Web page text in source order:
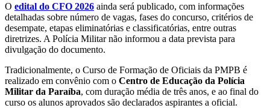
O edital do CFO 2026 ainda será publicado, com informações
detalhadas sobre número de vagas, fases do concurso, critérios de
desempate, etapas eliminatórias e classificatórias, entre outras
diretrizes. A Polícia Militar não informou a data prevista para
divulgação do documento.
Tradicionalmente, o Curso de Formação de Oficiais da PMPB é
realizado em convênio com o Centro de Educação da Polícia
Militar da Paraíba, com duração média de três anos, e ao final do
curso os alunos aprovados são declarados aspirantes a oficial.